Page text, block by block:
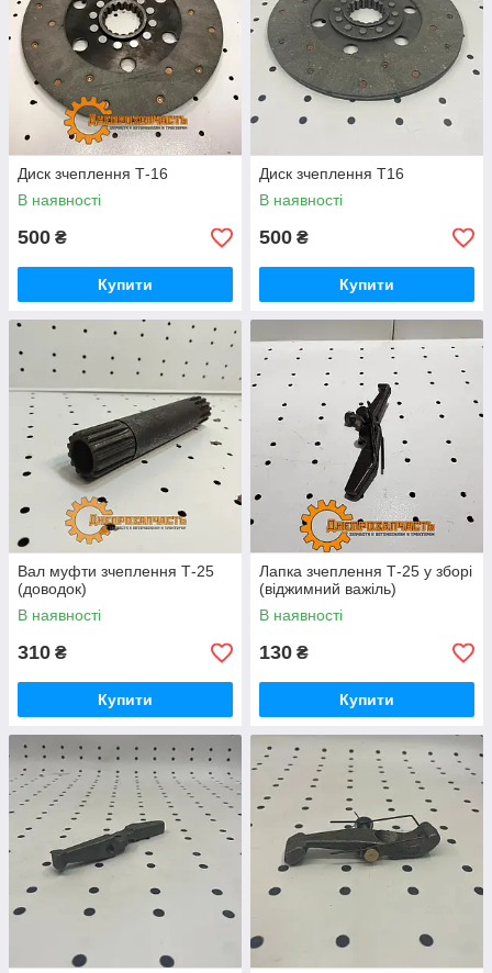
Диск зчеплення Т-16
В наявності
500 ₴
Купити
Диск зчеплення Т16
В наявності
500 ₴
Купити
Вал муфти зчеплення Т-25
(доводок)
В наявності
310 ₴
Купити
Лапка зчеплення Т-25 у зборі
(віджимний важіль)
В наявності
130 ₴
Купити